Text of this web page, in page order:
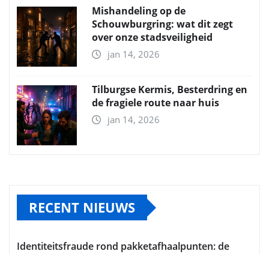
Mishandeling op de
Schouwburgring: wat dit zegt
over onze stadsveiligheid
jan 14, 2026
Tilburgse Kermis, Besterdring en
de fragiele route naar huis
jan 14, 2026
RECENT NIEUWS
Identiteitsfraude rond pakketafhaalpunten: de